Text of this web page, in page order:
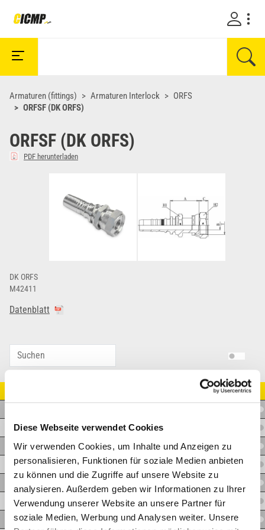
Diese Webseite verwendet Cookies
Wir verwenden Cookies, um Inhalte und Anzeigen zu
personalisieren, Funktionen für soziale Medien anbieten
zu können und die Zugriffe auf unsere Website zu
analysieren. Außerdem geben wir Informationen zu Ihrer
Verwendung unserer Website an unsere Partner für
soziale Medien, Werbung und Analysen weiter. Unsere
Armaturen (fittings) Armaturen Interlock
ORFS
ORFSF (DK ORFS)
ORFSF (DK ORFS)
PDF herunterladen
DK ORFS
M42411
Datenblatt
I.I16ORFSF1.3/16
I.I19ORFSF1.3/16
I.I19ORFSF1.7/16
I.I25ORFSF1.7/16SM
I.I25ORFSF1.11/16